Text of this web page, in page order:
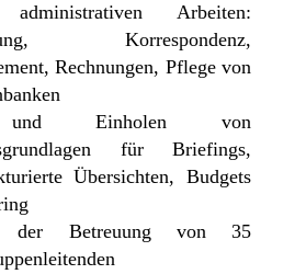
administrativen Arbeiten:
Korrespondenz,
Rechnungen, Pflege von
und Einholen von
für Briefings,
Übersichten, Budgets
der Betreuung von 35